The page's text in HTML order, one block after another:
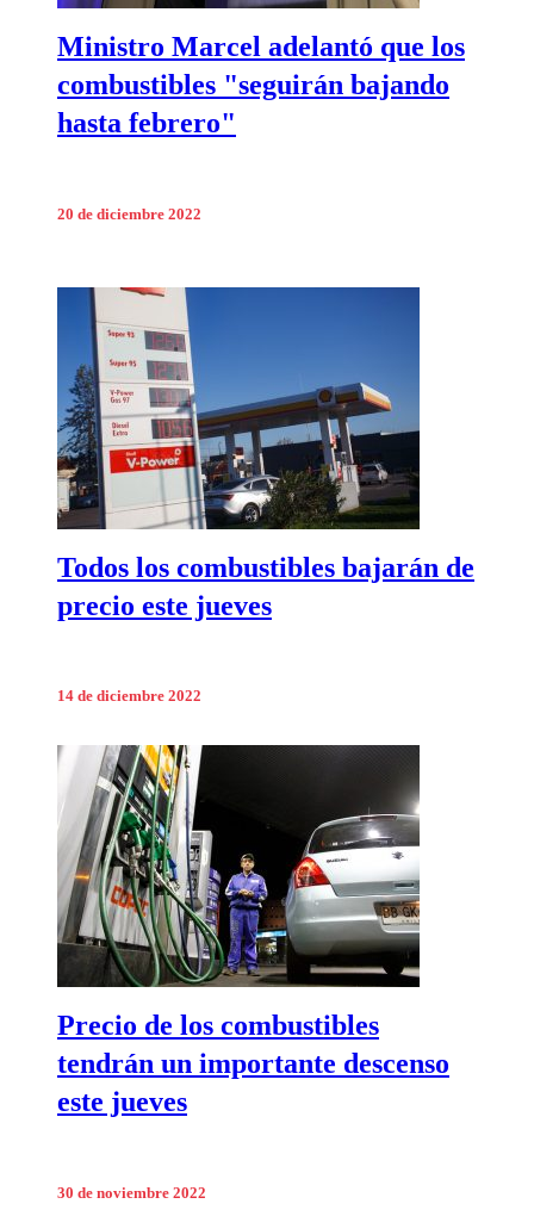
Ministro Marcel adelantó que los
combustibles "seguirán bajando
hasta febrero"
20 de diciembre 2022
Todos los combustibles bajarán de
precio este jueves
14 de diciembre 2022
Precio de los combustibles
tendrán un importante descenso
este jueves
30 de noviembre 2022